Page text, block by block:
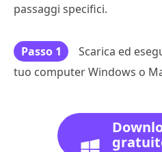
passaggi specifici.
Passo 1
Scarica ed
tuo computer Windows o